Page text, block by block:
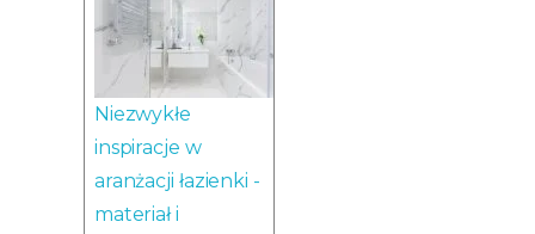
Niezwykłe
inspiracje w
aranżacji łazienki -
materiał i